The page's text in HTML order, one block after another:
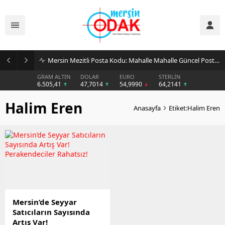
Mersin Mezitli Posta Kodu: Mahalle Mahalle Güncel Posta Kodu Rehberi
GRAM ALTIN
6.505,41
DOLAR
47,7014
EURO
54,9990
STERLİN
64,2141
Halim Eren Anasayfa Etiket:Halim Eren
Mersin’de Seyyar
Satıcıların Sayısında
Artış Var!